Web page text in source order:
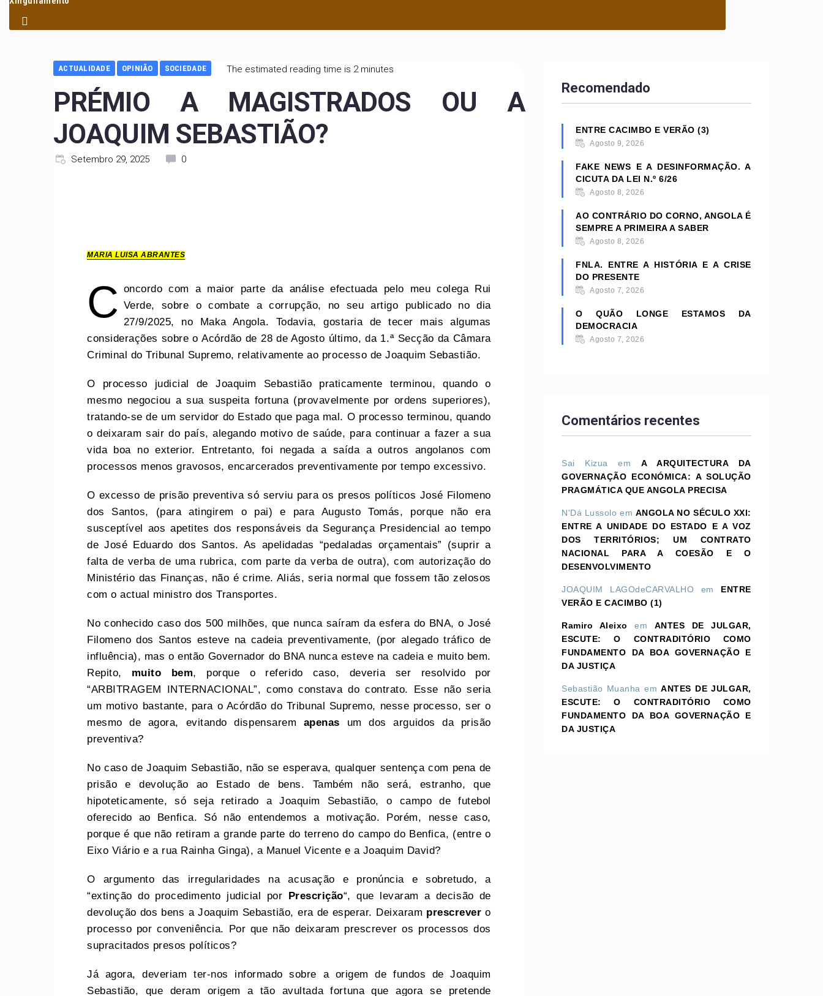
ACTUALIDADE OPINIÃO SOCIEDADE The estimated reading time is 2 minutes
PRÉMIO A MAGISTRADOS OU A
JOAQUIM SEBASTIÃO?
Setembro 29, 2025 0
MARIA LUISA ABRANTES
C oncordo com a maior parte da análise efectuada pelo meu colega Rui
Verde, sobre o combate a corrupção, no seu artigo publicado no dia
27/9/2025, no Maka Angola. Todavia, gostaria de tecer mais algumas
considerações sobre o Acórdão de 28 de Agosto último, da 1.⁠ª Secção da Câmara
Criminal do Tribunal Supremo, relativamente ao processo de Joaquim Sebastião.
O processo judicial de Joaquim Sebastião praticamente terminou, quando o
mesmo negociou a sua suspeita fortuna (provavelmente por ordens superiores),
tratando-se de um servidor do Estado que paga mal. O processo terminou, quando
o deixaram sair do país, alegando motivo de saúde, para continuar a fazer a sua
vida boa no exterior. Entretanto, foi negada a saída a outros angolanos com
processos menos gravosos, encarcerados preventivamente por tempo excessivo.
O excesso de prisão preventiva só serviu para os presos políticos José Filomeno
dos Santos, (para atingirem o pai) e para Augusto Tomás, porque não era
susceptível aos apetites dos responsáveis da Segurança Presidencial ao tempo
de José Eduardo dos Santos. As apelidadas “pedaladas orçamentais” (suprir a
falta de verba de uma rubrica, com parte da verba de outra), com autorização do
Ministério das Finanças, não é crime. Aliás, seria normal que fossem tão zelosos
com o actual ministro dos Transportes.
No conhecido caso dos 500 milhões, que nunca saíram da esfera do BNA, o José
Filomeno dos Santos esteve na cadeia preventivamente, (por alegado tráfico de
influência), mas o então Governador do BNA nunca esteve na cadeia e muito bem.
Repito, muito bem, porque o referido caso, deveria ser resolvido por
“ARBITRAGEM INTERNACIONAL”, como constava do contrato. Esse não seria
um motivo bastante, para o Acórdão do Tribunal Supremo, nesse processo, ser o
mesmo de agora, evitando dispensarem apenas um dos arguidos da prisão
preventiva?
No caso de Joaquim Sebastião, não se esperava, qualquer sentença com pena de
prisão e devolução ao Estado de bens. Também não será, estranho, que
hipoteticamente, só seja retirado a Joaquim Sebastião, o campo de futebol
oferecido ao Benfica. Só não entendemos a motivação. Porém, nesse caso,
porque é que não retiram a grande parte do terreno do campo do Benfica, (entre o
Eixo Viário e a rua Rainha Ginga), a Manuel Vicente e a Joaquim David?
O argumento das irregularidades na acusação e pronúncia e sobretudo, a
“extinção do procedimento judicial por Prescrição“, que levaram a decisão de
devolução dos bens a Joaquim Sebastião, era de esperar. Deixaram prescrevero
processo por conveniência. Por que não deixaram prescrever os processos dos
supracitados presos políticos?
Já agora, deveriam ter-nos informado sobre a origem de fundos de Joaquim
Sebastião, que deram origem a tão avultada fortuna que agora se pretende
Recomendado
ENTRE CACIMBO E VERÃO (3)
Agosto 9, 2026
FAKE NEWS E A DESINFORMAÇÃO. A
CICUTA DA LEI N.º 6/26
Agosto 8, 2026
AO CONTRÁRIO DO CORNO, ANGOLA É
SEMPRE A PRIMEIRA A SABER
Agosto 8, 2026
FNLA. ENTRE A HISTÓRIA E A CRISE
DO PRESENTE
Agosto 7, 2026
O QUÃO LONGE ESTAMOS DA
DEMOCRACIA
Agosto 7, 2026
Comentários recentes
Sai Kizua emA ARQUITECTURA DA
GOVERNAÇÃO ECONÓMICA: A SOLUÇÃO
PRAGMÁTICA QUE ANGOLA PRECISA
N'Dá Lussolo em ANGOLA NO SÉCULO XXI:
ENTRE A UNIDADE DO ESTADO E A VOZ
DOS TERRITÓRIOS; UM CONTRATO
NACIONAL PARA A COESÃO E O
DESENVOLVIMENTO
JOAQUIM LAGOdeCARVALHO em ENTRE
VERÃO E CACIMBO (1)
Ramiro Aleixo em ANTES DE JULGAR,
ESCUTE: O CONTRADITÓRIO COMO
FUNDAMENTO DA BOA GOVERNAÇÃO E
DA JUSTIÇA
Sebastião Muanha emANTES DE JULGAR,
ESCUTE: O CONTRADITÓRIO COMO
FUNDAMENTO DA BOA GOVERNAÇÃO E
DA JUSTIÇA